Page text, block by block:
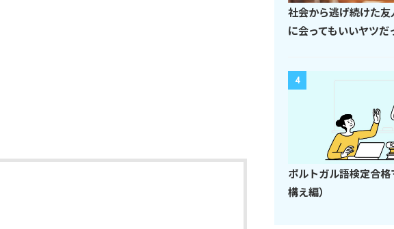
社会から逃げ続けた友
に会ってもいいヤツだ
4
ポルトガル語検定合
構え編）